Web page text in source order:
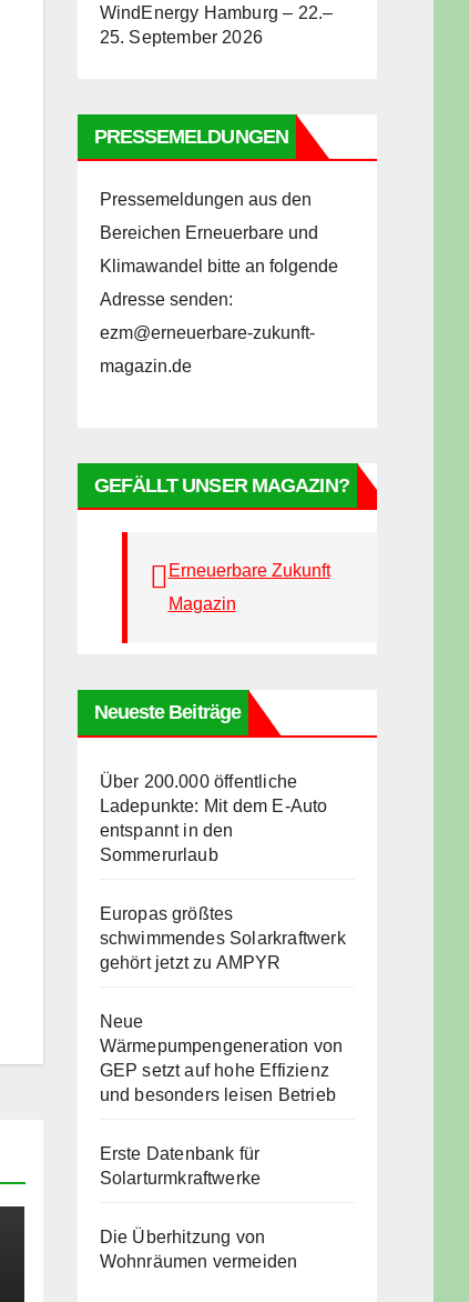
WindEnergy Hamburg – 22.–
25. September 2026
PRESSEMELDUNGEN
Pressemeldungen aus den
Bereichen Erneuerbare und
Klimawandel bitte an folgende
Adresse senden:
ezm@erneuerbare-zukunft-
magazin.de
GEFÄLLT UNSER MAGAZIN?
Erneuerbare Zukunft
Magazin
Neueste Beiträge
Über 200.000 öffentliche
Ladepunkte: Mit dem E-Auto
entspannt in den
Sommerurlaub
Europas größtes
schwimmendes Solarkraftwerk
gehört jetzt zu AMPYR
Neue
Wärmepumpengeneration von
GEP setzt auf hohe Effizienz
und besonders leisen Betrieb
Erste Datenbank für
Solarturmkraftwerke
Die Überhitzung von
Wohnräumen vermeiden